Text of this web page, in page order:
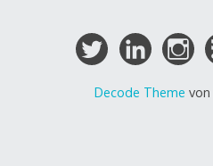
Decode Theme von